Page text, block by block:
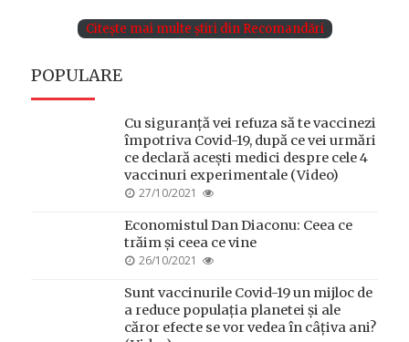
Citește mai multe știri din Recomandări
POPULARE
Cu siguranță vei refuza să te vaccinezi
împotriva Covid-19, după ce vei urmări
ce declară acești medici despre cele 4
vaccinuri experimentale (Video)
POSTED
27/10/2021
Economistul Dan Diaconu: Ceea ce
trăim și ceea ce vine
POSTED
26/10/2021
Sunt vaccinurile Covid-19 un mijloc de
a reduce populația planetei și ale
căror efecte se vor vedea în câțiva ani?